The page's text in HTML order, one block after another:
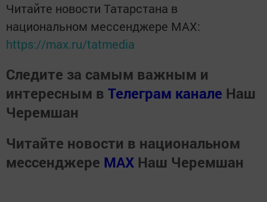
Читайте новости Татарстана в
национальном мессенджере MАХ:
https://max.ru/tatmedia
Следите за самым важным и
интересным в Телеграм канале Наш
Черемшан
Читайте новости в национальном
мессенджере MАХ Наш Черемшан